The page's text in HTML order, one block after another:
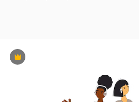
Premium